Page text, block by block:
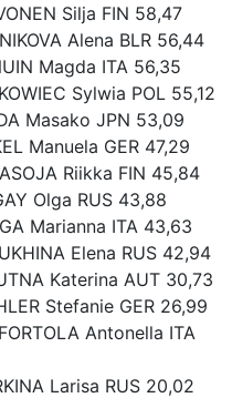
Silja FIN 58,47
Alena BLR 56,44
Magda ITA 56,35
Sylwia POL 55,12
Masako JPN 53,09
Manuela GER 47,29
Riikka FIN 45,84
Olga RUS 43,88
Marianna ITA 43,63
Elena RUS 42,94
Katerina AUT 30,73
Stefanie GER 26,99
Antonella ITA
Larisa RUS 20,02